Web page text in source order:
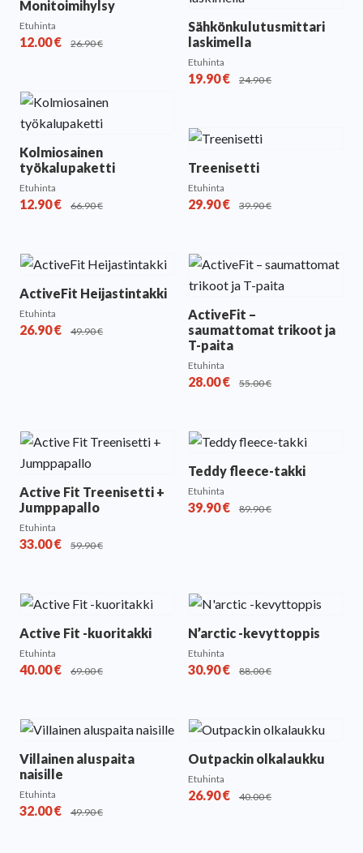
Monitoimihylsy
Etuhinta
12.00€ 26.90€
Sähkönkulutusmittari
laskimella
Etuhinta
19.90€ 24.90€
Kolmiosainen
työkalupaketti
Etuhinta
12.90€ 66.90€
Treenisetti
Etuhinta
29.90€ 39.90€
ActiveFit Heijastintakki
Etuhinta
26.90€ 49.90€
ActiveFit –
saumattomat trikoot ja
T-paita
Etuhinta
28.00€ 55.00€
Active Fit Treenisetti +
Jumppapallo
Etuhinta
33.00€ 59.90€
Teddy fleece-takki
Etuhinta
39.90€ 89.90€
Active Fit -kuoritakki
Etuhinta
40.00€ 69.00€
N’arctic -kevyttoppis
Etuhinta
30.90€ 88.00€
Villainen aluspaita
naisille
Etuhinta
32.00€ 49.90€
Outpackin olkalaukku
Etuhinta
26.90€ 40.00€